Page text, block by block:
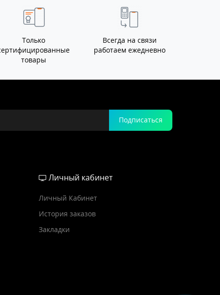
Только
товары
Всегда на связи
работаем ежедневно
Подписаться
Личный кабинет
Личный Кабинет
История заказов
Закладки